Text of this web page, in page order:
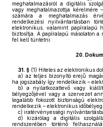
meghatalmazásról a digitális
vagy meghatalmazottja kérelmére
számára a meghatalmazás
rendelkezési nyilvántartásban
elektronikus, valamint papíralapú
biztosítja. A papíralapú másolaton
fel kell tüntetni.
20.
31. § (1) Hiteles az elektronikus
a) az teljes bizonyító erejű
ha jogszabály így rendelkezik –
b) a nyilatkozattevő vagy
bélyegzőjével vagy a szervezet
legalább fokozott biztonságú
rendelkezik – elektronikus
c) iratérvényességi
d) kizárólag a digitális
rendszerében történő